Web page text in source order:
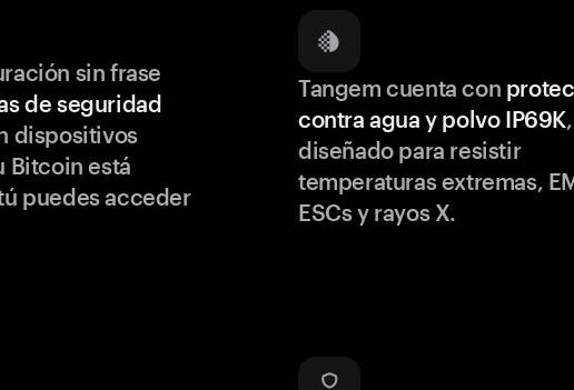
sin frase
de seguridad
dispositivos
Bitcoin está
puedes acceder
Tangem cuenta con
contra agua y polvo IP69K
diseñado para resistir
temperaturas extremas,
ESCs y rayos X.